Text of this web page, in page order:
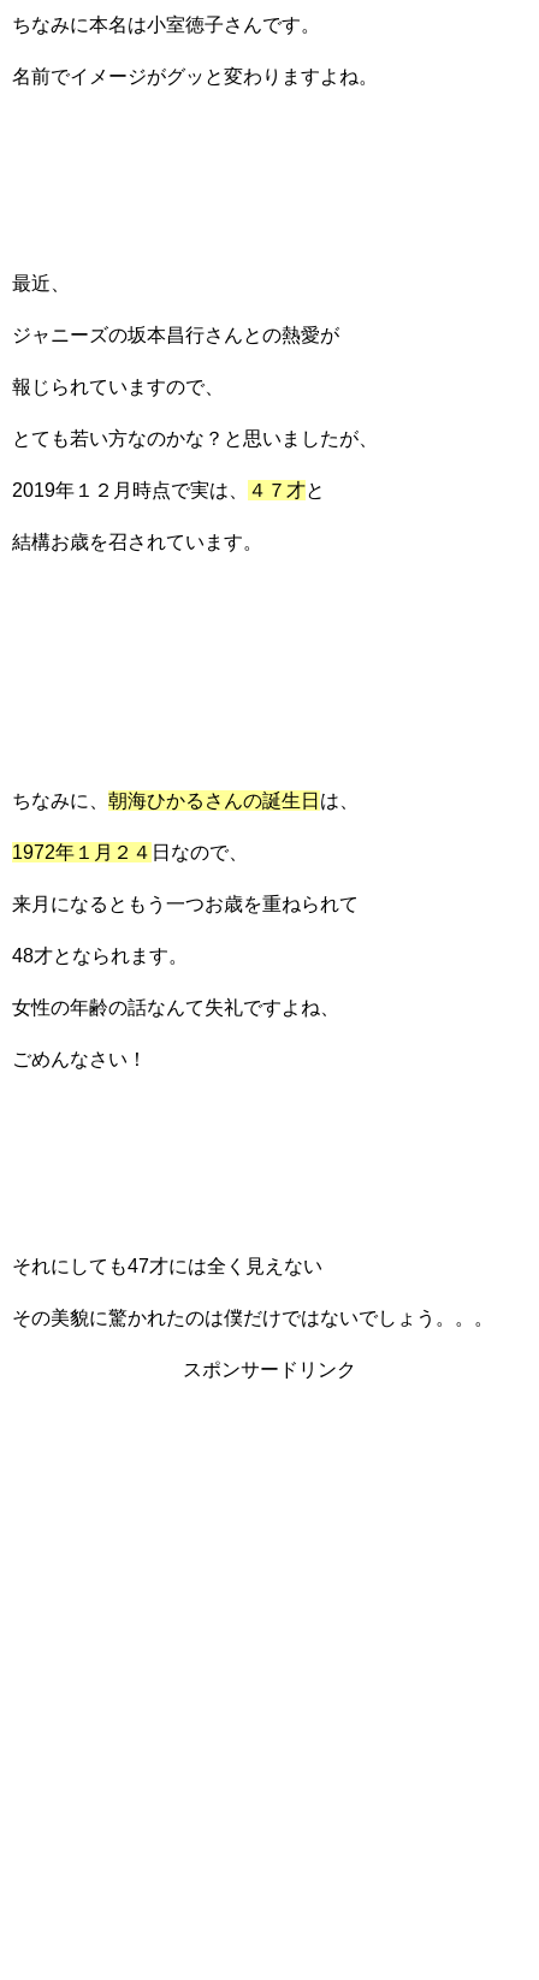
ちなみに本名は小室徳子さんです。
名前でイメージがグッと変わりますよね。
最近、
ジャニーズの坂本昌行さんとの熱愛が
報じられていますので、
とても若い方なのかな？と思いましたが、
2019年１２月時点で実は、 ４７才と
結構お歳を召されています。
ちなみに、 朝海ひかるさんの誕生日 は、
1972年１月２４ 日なので、
来月になるともう一つお歳を重ねられて
48才となられます。
女性の年齢の話なんて失礼ですよね、
ごめんなさい！
それにしても47才には全く見えない
その美貌に驚かれたのは僕だけではないでしょう。。。
スポンサードリンク